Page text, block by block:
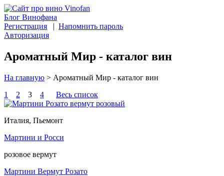
Блог Винофана
Регистрация | Напомнить пароль
Авторизация
Ароматный Мир - каталог вин
На главную > Ароматный Мир - каталог вин
1
2 3 4 Весь список
Италия, Пьемонт
Мартини и Росси
розовое вермут
Мартини Вермут Розато